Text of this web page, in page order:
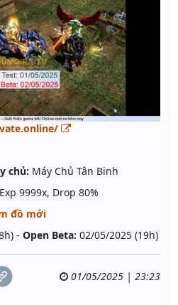
chủ: Máy Chủ Tân Binh
9999x, Drop 80%
đồ mới
- Open Beta: 02/05/2025 (19h)
01/05/2025 | 23:23